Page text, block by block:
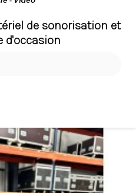
de sonorisation et
d'occasion